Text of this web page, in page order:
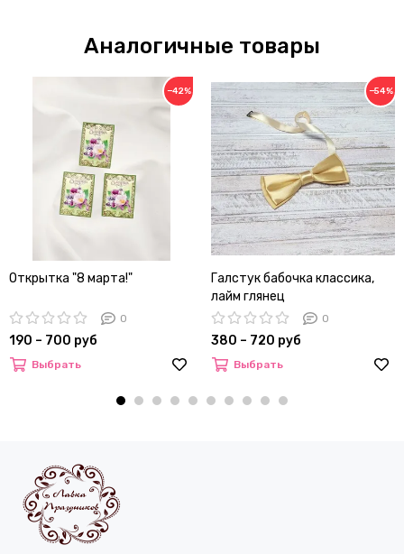
Аналогичные товары
−42%
Открытка "8 марта!"
0
190 – 700 руб
Выбрать
−54%
Галстук бабочка классика,
лайм глянец
0
380 – 720 руб
Выбрать